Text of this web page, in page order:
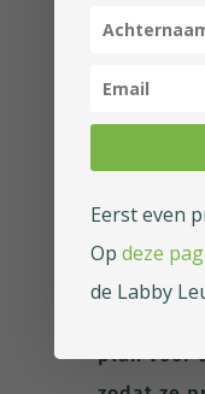
warm
zorgen
een
plan voor
Eerst even
Op deze
de Labby